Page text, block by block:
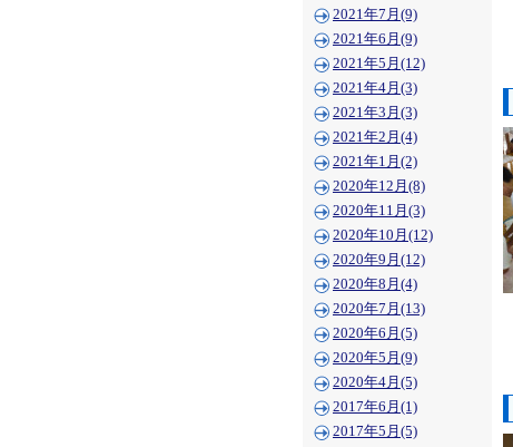
2021年7月(9)
2021年6月(9)
2021年5月(12)
2021年4月(3)
2021年3月(3)
2021年2月(4)
2021年1月(2)
2020年12月(8)
2020年11月(3)
2020年10月(12)
2020年9月(12)
2020年8月(4)
2020年7月(13)
2020年6月(5)
2020年5月(9)
2020年4月(5)
2017年6月(1)
2017年5月(5)